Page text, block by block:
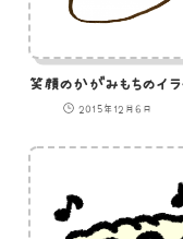
笑
2015年12月6日